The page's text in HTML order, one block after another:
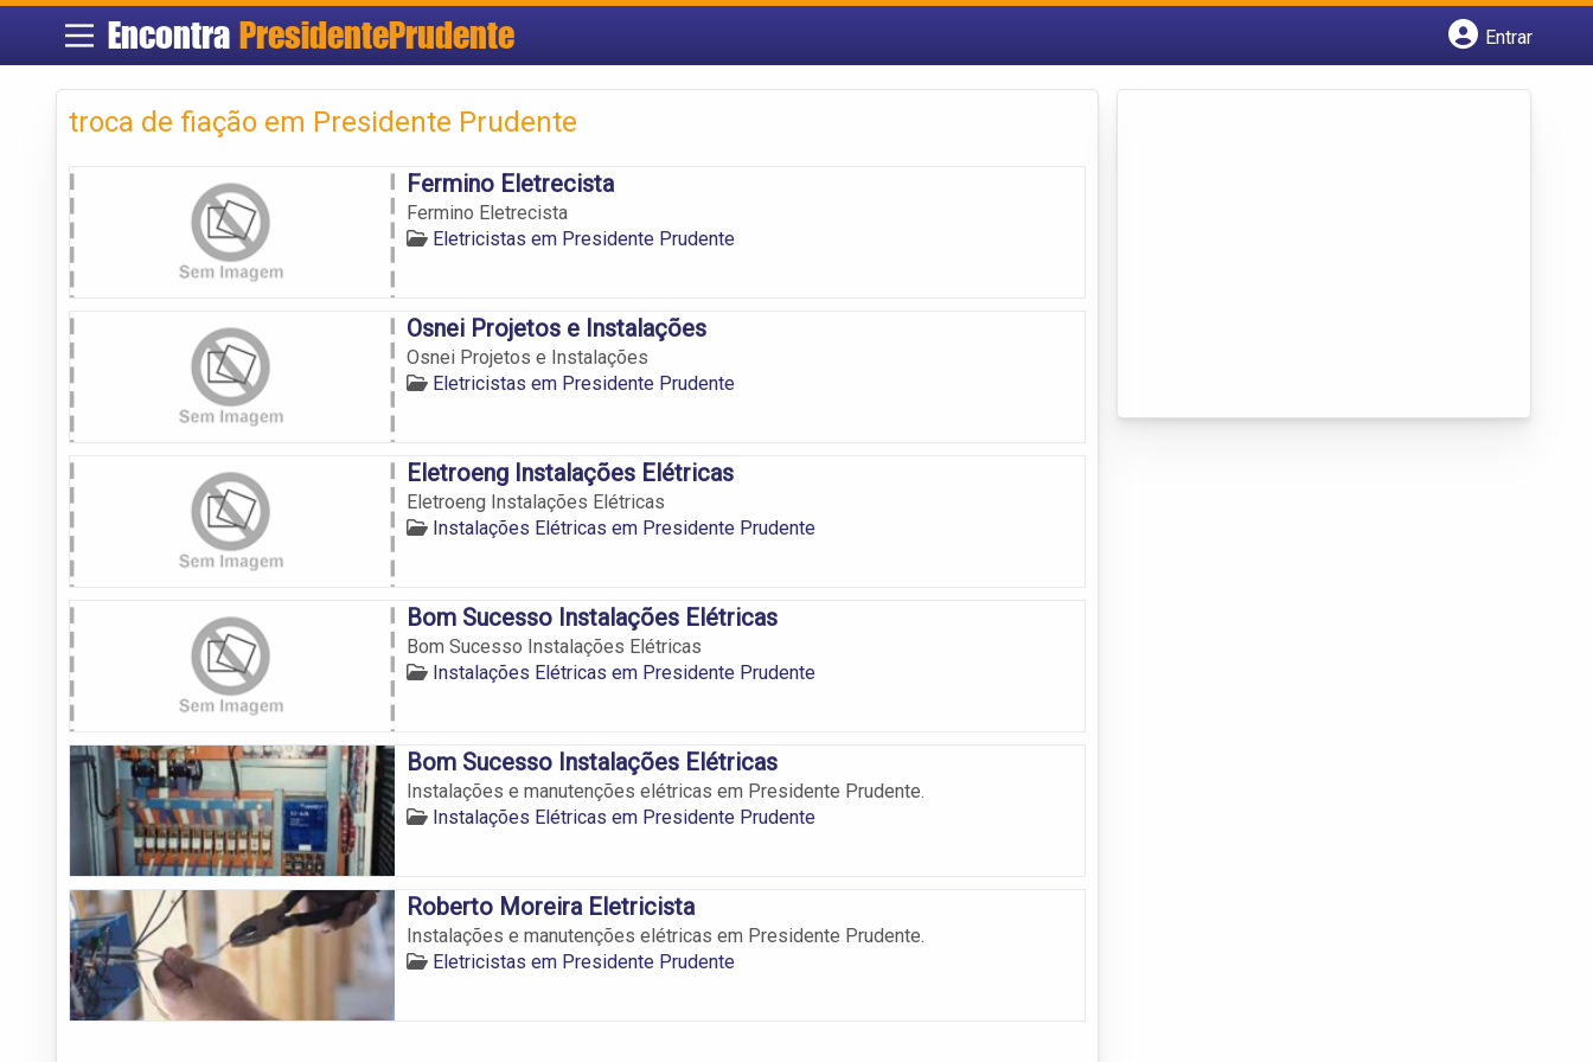
Encontra PresidentePrudente
Entrar
troca de fiação em Presidente Prudente
Fermino Eletrecista
Fermino Eletrecista
Eletricistas em Presidente Prudente
Osnei Projetos e Instalações
Osnei Projetos e Instalações
Eletricistas em Presidente Prudente
Eletroeng Instalações Elétricas
Eletroeng Instalações Elétricas
Instalações Elétricas em Presidente Prudente
Bom Sucesso Instalações Elétricas
Bom Sucesso Instalações Elétricas
Instalações Elétricas em Presidente Prudente
Bom Sucesso Instalações Elétricas
Instalações e manutenções elétricas em Presidente Prudente.
Instalações Elétricas em Presidente Prudente
Roberto Moreira Eletricista
Instalações e manutenções elétricas em Presidente Prudente.
Eletricistas em Presidente Prudente